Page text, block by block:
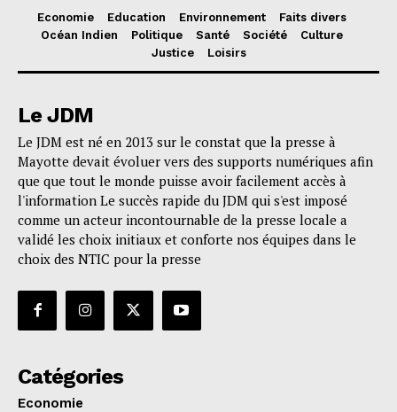
Economie Education Environnement
Faits divers
Océan Indien
Politique Santé Société
Culture
Justice
Loisirs
Le JDM
Le JDM est né en 2013 sur le constat que la presse à
Mayotte devait évoluer vers des supports numériques afin
que que tout le monde puisse avoir facilement accès à
l'information Le succès rapide du JDM qui s'est imposé
comme un acteur incontournable de la presse locale a
validé les choix initiaux et conforte nos équipes dans le
choix des NTIC pour la presse
Catégories
Economie